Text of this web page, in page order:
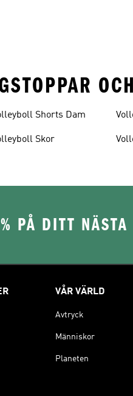
Shorts Dam
Skor
PÅ DITT NÄSTA
VÅR VÄRLD
Avtryck
Människor
Planeten